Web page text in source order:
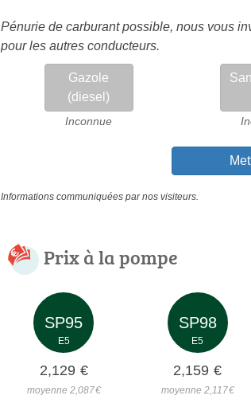
Pénurie de carburant possible, nous vous
pour les autres conducteurs.
Gazole
(diesel)
Inconnue
Informations communiquées par nos visiteurs.
Prix à la pompe
SP95
E5
2,129 €
moyenne 2,087€
SP98
E5
2,159 €
moyenne 2,117€